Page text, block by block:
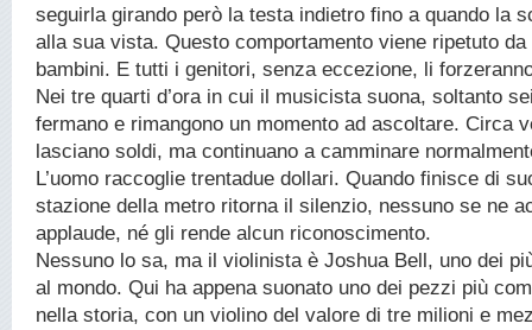
seguirla girando però la testa indietro fino a quando la
alla sua vista. Questo comportamento viene ripetuto
bambini. E tutti i genitori, senza eccezione, li
Nei tre quarti d’ora in cui il musicista suona, soltanto
fermano e rimangono un momento ad ascoltare. Circa
lasciano soldi, ma continuano a camminare
L’uomo raccoglie trentadue dollari. Quando finisce di
stazione della metro ritorna il silenzio, nessuno se ne
applaude, né gli rende alcun riconoscimento.
Nessuno lo sa, ma il violinista è Joshua Bell, uno dei
al mondo. Qui ha appena suonato uno dei pezzi più
nella storia, con un violino del valore di tre milioni e